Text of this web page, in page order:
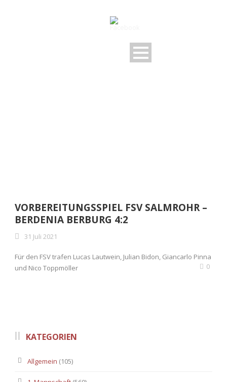
VORBEREITUNGSSPIEL FSV SALMROHR –
BERDENIA BERBURG 4:2
31 Juli 2021
Für den FSV trafen Lucas Lautwein, Julian Bidon, Giancarlo Pinna
und Nico Toppmöller
0
KATEGORIEN
Allgemein (105)